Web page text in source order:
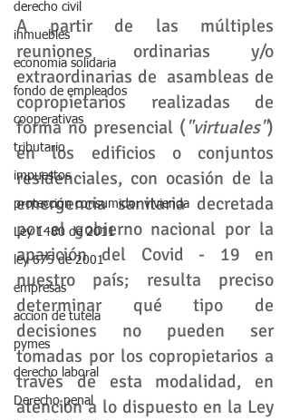
derecho civil
inmuebles
economia solidaria
fondo de empleados
cooperativas
tributario
impuestos
protección consumidor vivienda
Ley 1480 de 2011
ley 675 de 2001
empresas
accion de tutela
pymes
derecho laboral
Derecho penal
A partir de las múltiples
reuniones ordinarias y/o
extraordinarias de  asambleas de
copropietarios realizadas de
forma no presencial ( "virtuales")
en los edificios o conjuntos
residenciales, con ocasión de la
emergencia sanitaria decretada
por el gobierno nacional por la
aparición del Covid - 19 en
nuestro país; resulta preciso
determinar qué tipo de
decisiones no pueden ser
tomadas por los copropietarios a
través de esta modalidad, en
atención a lo dispuesto en la Ley